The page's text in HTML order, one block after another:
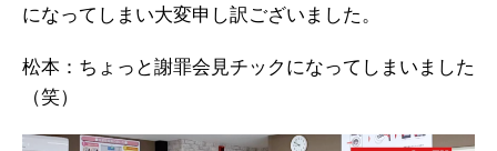
になってしまい大変申し訳ございました。
松本：ちょっと謝罪会見チックになってしまいました
（笑）